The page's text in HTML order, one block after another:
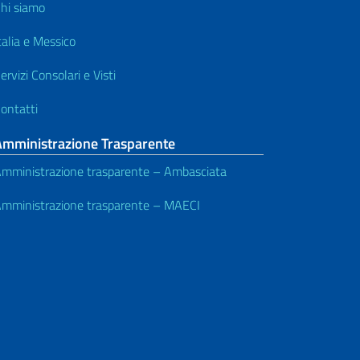
siamo
e Messico
Consolari e Visti
Trasparente
trasparente – Ambasciata
trasparente – MAECI